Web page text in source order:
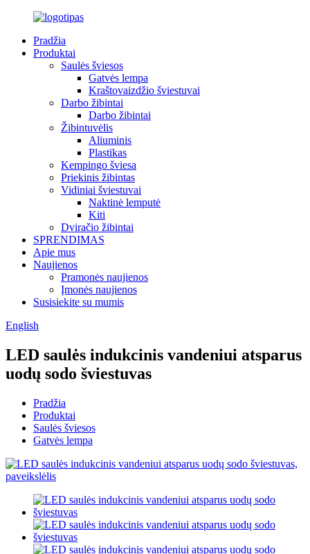
Pradžia
Produktai
Saulės šviesos
Gatvės lempa
Kraštovaizdžio šviestuvai
Darbo žibintai
Darbo žibintai
Žibintuvėlis
Aliuminis
Plastikas
Kempingo šviesa
Priekinis žibintas
Vidiniai šviestuvai
Naktinė lemputė
Kiti
Dviračio žibintai
SPRENDIMAS
Apie mus
Naujienos
Pramonės naujienos
Įmonės naujienos
Susisiekite su mumis
English
LED saulės indukcinis vandeniui atsparus
uodų sodo šviestuvas
Pradžia
Produktai
Saulės šviesos
Gatvės lempa